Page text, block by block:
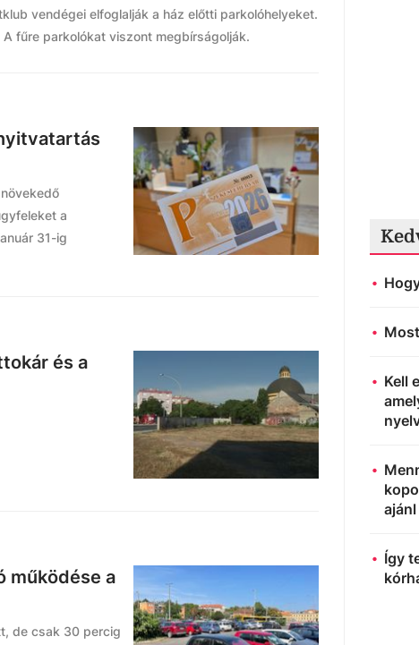
vendégei elfoglalják a ház előtti parkolóhelyeket.
fűre parkolókat viszont megbírságolják.
a
31-ig
és a
működése a
de csak 30 percig
Kell
Így